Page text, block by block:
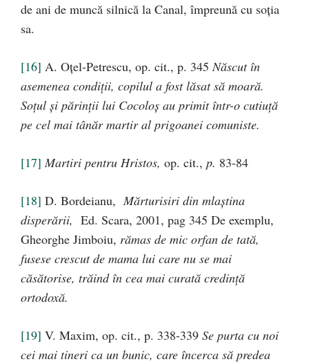
de ani de muncă silnică la Canal, împreună cu soţia
sa.
[16] A. Oţel-Petrescu, op. cit., p. 345Născut în
asemenea condiţii, copilul a fost lăsat să moară.
Soţul şi părinţii lui Cocoloş au primit într-o cutiuţă
pe cel mai tânăr martir al prigoanei comuniste.
[17] Martiri pentru Hristos, op. cit., p. 83-84
[18] D. Bordeianu, Mărturisiri din mlaştina
disperării, Ed. Scara, 2001, pag 345 De exemplu,
Gheorghe Jimboiu, rămas de mic orfan de tată,
fusese crescut de mama lui care nu se mai
căsătorise, trăind în cea mai curată credinţă
ortodoxă.
[19] V. Maxim, op. cit., p. 338-339 Se purta cu noi
cei mai tineri ca un bunic, care încerca să predea